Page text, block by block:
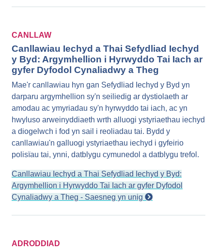
CANLLAW
Canllawiau Iechyd a Thai Sefydliad Iechyd
y Byd: Argymhellion i Hyrwyddo Tai Iach ar
gyfer Dyfodol Cynaliadwy a Theg
Mae'r canllawiau hyn gan Sefydliad Iechyd y Byd yn
darparu argymhellion sy'n seiliedig ar dystiolaeth ar
amodau ac ymyriadau sy'n hyrwyddo tai iach, ac yn
hwyluso arweinyddiaeth wrth alluogi ystyriaethau iechyd
a diogelwch i fod yn sail i reoliadau tai. Bydd y
canllawiau'n galluogi ystyriaethau iechyd i gyfeirio
polisïau tai, ynni, datblygu cymunedol a datblygu trefol.
Canllawiau Iechyd a Thai Sefydliad Iechyd y Byd:
Argymhellion i Hyrwyddo Tai Iach ar gyfer Dyfodol
Cynaliadwy a Theg - Saesneg yn unig
ADRODDIAD